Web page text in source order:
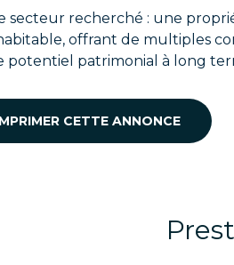
secteur recherché : une
offrant de multiples
potentiel patrimonial à long
CETTE ANNONCE